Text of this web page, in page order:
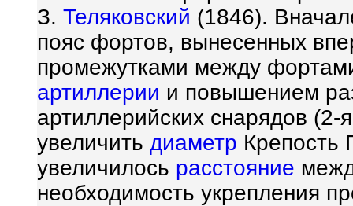
З. Теляковский (1846).
пояс фортов, вынесенных
промежутками между
артиллерии и повышением
артиллерийских снарядов
увеличить диаметр Крепость
увеличилось расстояние
необходимость укрепления